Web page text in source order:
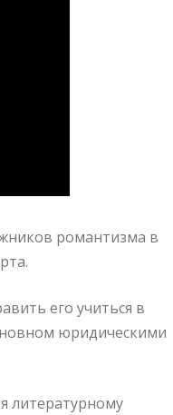
романтизма в
его учиться в
юридическими
литературному